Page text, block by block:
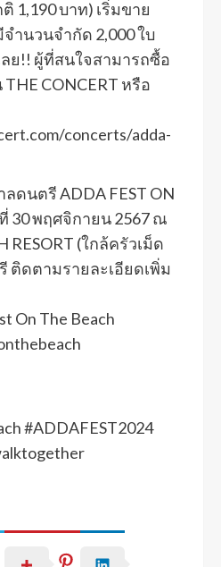
1,190 บาท) เริ่มขาย
ำนวนจำกัด 2,000 ใบ
ย!! ผู้ที่สนใจสามารถซื้อ
CONCERT หรือ
concerts/adda-
ดนตรี ADDA FEST ON
30 พฤศจิกายน 2567 ณ
RESORT (ใกล้ครัวเม็ด
ติดตามรายละเอียดเพิ่ม
On The Beach
#ADDAFEST2024